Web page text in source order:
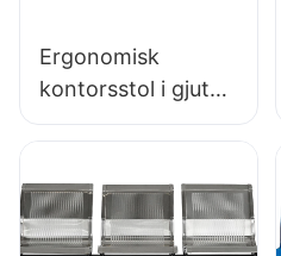
Ergonomisk
kontorsstol i gjuten
PU-skum direkt
HEWEI SEATING